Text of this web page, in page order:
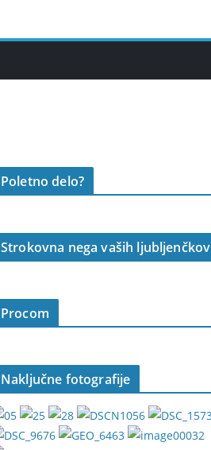
Poletno delo?
Strokovna nega vaših ljubljenčkov
Procom
Naključne fotografije